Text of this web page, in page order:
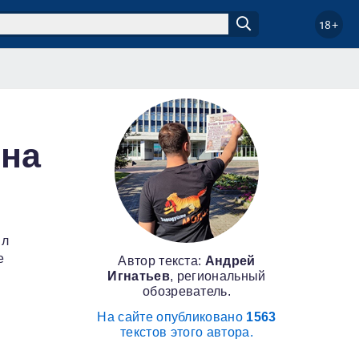
18+
Автор текста: Андрей
Игнатьев, региональный
обозреватель.
На сайте опубликовано 1563
текстов этого автора.